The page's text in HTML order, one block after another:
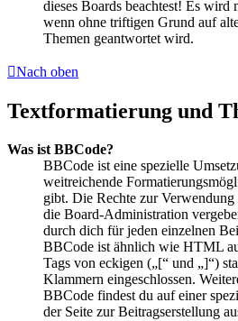
dieses Boards beachtest! Es wird
wenn ohne triftigen Grund auf
Themen geantwortet wird.
Nach oben
Textformatierung und
Was ist BBCode?
BBCode ist eine spezielle
weitreichende
gibt. Die Rechte zur
die Board-Administration
durch dich für jeden einzelnen
BBCode ist ähnlich wie HTML
Tags von eckigen („[“ und „]“)
Klammern eingeschlossen.
BBCode findest du auf einer
der Seite zur Beitragserstellung